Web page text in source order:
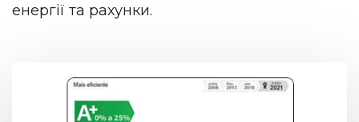
енергії та рахунки.